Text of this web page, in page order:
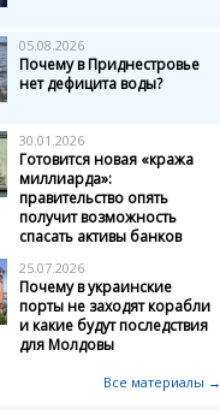
05.08.2026
Почему в Приднестровье
нет дефицита воды?
30.01.2026
Готовится новая «кража
миллиарда»:
правительство опять
получит возможность
спасать активы банков
25.07.2026
Почему в украинские
порты не заходят корабли
и какие будут последствия
для Молдовы
Все материалы →